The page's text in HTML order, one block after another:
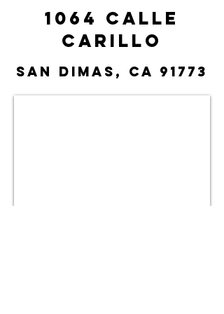
1064 Calle
Carillo
San Dimas, CA 91773